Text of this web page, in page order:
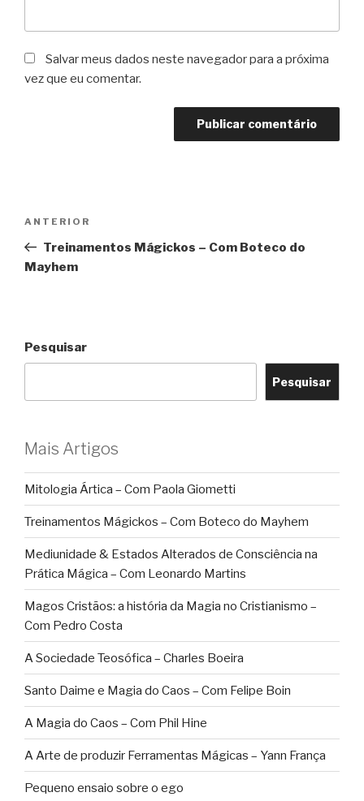
Salvar meus dados neste navegador para a próxima
vez que eu comentar.
Post
Post
anterior
ANTERIOR
Treinamentos Mágickos – Com Boteco do
Mayhem
Pesquisar
Pesquisar
Mais Artigos
Mitologia Ártica – Com Paola Giometti
Treinamentos Mágickos – Com Boteco do Mayhem
Mediunidade & Estados Alterados de Consciência na
Prática Mágica – Com Leonardo Martins
Magos Cristãos: a história da Magia no Cristianismo –
Com Pedro Costa
A Sociedade Teosófica – Charles Boeira
Santo Daime e Magia do Caos – Com Felipe Boin
A Magia do Caos – Com Phil Hine
A Arte de produzir Ferramentas Mágicas – Yann França
Pequeno ensaio sobre o ego